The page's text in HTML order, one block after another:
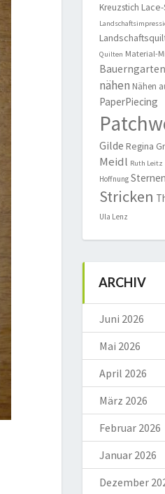
Kreuzstich
Quilten Material-
Bauerngarten
nähen Nähen
PaperPiecing
Gilde Regina
Meidl Ruth Leitz
Hoffnung
Stricken
Ula Lenz
ARCHIV
Juni 2026
Mai 2026
April 2026
März 2026
Februar 2026
Januar 2026
Dezember